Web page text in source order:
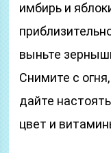
имбирь и
выньте
Снимите с
дайте
цвет и